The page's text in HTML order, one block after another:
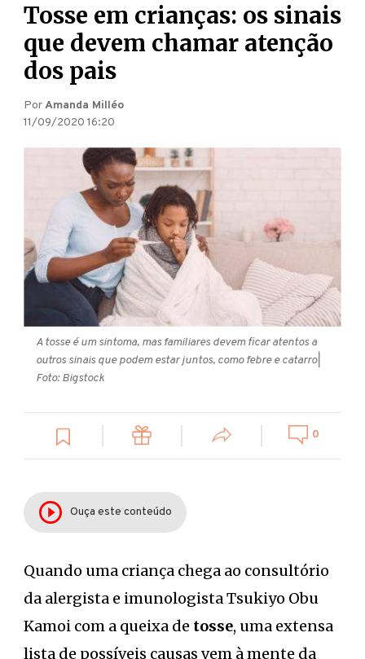
Tosse em crianças: os sinais
que devem chamar atenção
dos pais
PorAmanda Milléo
11/09/2020 16:20
A tosse é um sintoma, mas familiares devem ficar atentos a
outros sinais que podem estar juntos, como febre e catarro|
Foto: Bigstock
0
Ouça este conteúdo
Quando uma criança chega ao consultório
da alergista e imunologista Tsukiyo Obu
Kamoi com a queixa de tosse, uma extensa
lista de possíveis causas vem à mente da